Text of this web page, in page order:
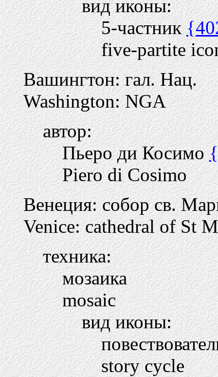
вид иконы:
5-частник
five-partite
Вашингтон: гал. Нац.
Washington: NGA
автор:
Пьеро ди Косимо
Piero di Cosimo
Венеция: собор св.
Venice: cathedral of St
техника:
мозаика
mosaic
вид иконы:
story cycle